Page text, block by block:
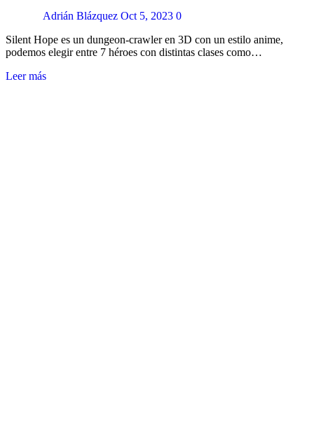
Adrián Blázquez Oct 5, 2023 0
Silent Hope es un dungeon-crawler en 3D con un estilo anime,
podemos elegir entre 7 héroes con distintas clases como…
Leer más